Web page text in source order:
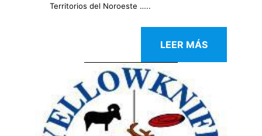
Territorios del Noroeste …..
LEER MÁS